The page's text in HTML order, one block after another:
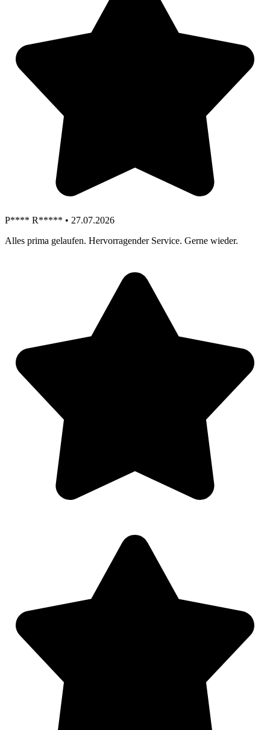
P**** R***** • 27.07.2026
Alles prima gelaufen. Hervorragender Service. Gerne wieder.